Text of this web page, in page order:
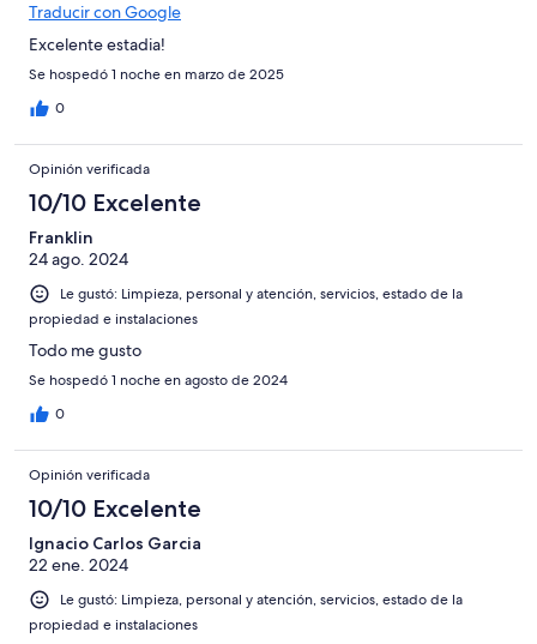
Traducir con Google
Excelente estadia!
Se hospedó 1 noche en marzo de 2025
0
Opinión verificada
10/10 Excelente
Franklin
24 ago. 2024
Le gustó: Limpieza, personal y atención, servicios, estado de la
propiedad e instalaciones
Todo me gusto
Se hospedó 1 noche en agosto de 2024
0
Opinión verificada
10/10 Excelente
Ignacio Carlos Garcia
22 ene. 2024
Le gustó: Limpieza, personal y atención, servicios, estado de la
propiedad e instalaciones